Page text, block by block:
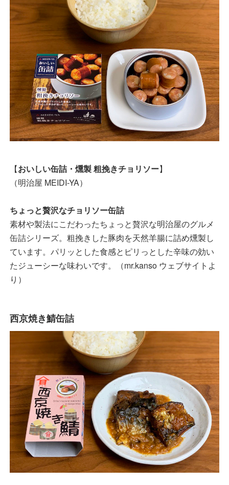
【おいしい缶詰・燻製 粗挽きチョリソー】
（明治屋 MEIDI-YA）
ちょっと贅沢なチョリソー缶詰
素材や製法にこだわったちょっと贅沢な明治屋のグルメ
缶詰シリーズ。粗挽きした豚肉を天然羊腸に詰め燻製し
ています。パリッとした食感とピリっとした辛味の効い
たジューシーな味わいです。（mr.kanso ウェブサイトよ
り）
西京焼き鯖缶詰